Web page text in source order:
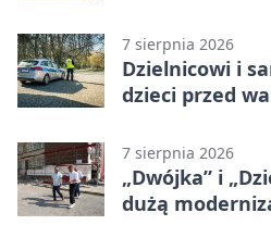
7 sierpnia 2026
Dzielnicowi i
dzieci przed
7 sierpnia 2026
„Dwójka” i
dużą